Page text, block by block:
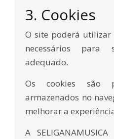
3. Cookies
O site poderá utilizar
necessários para
adequado.
Os cookies são
armazenados no
melhorar a
A